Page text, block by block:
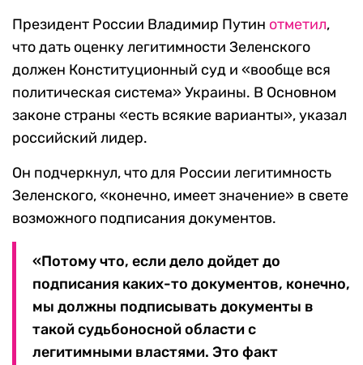
Президент России Владимир Путин отметил,
что дать оценку легитимности Зеленского
должен Конституционный суд и «вообще вся
политическая система» Украины. В Основном
законе страны «есть всякие варианты», указал
российский лидер.
Он подчеркнул, что для России легитимность
Зеленского, «конечно, имеет значение» в свете
возможного подписания документов.
«Потому что, если дело дойдет до
подписания каких-то документов, конечно,
мы должны подписывать документы в
такой судьбоносной области с
легитимными властями. Это факт